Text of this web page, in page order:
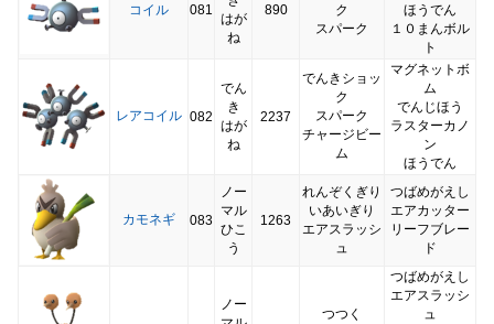
コイル 081
はが
ね
890
ク
スパーク
ほうでん
１０まんボル
ト
レアコイル 082
でん
き
はが
ね
2237
でんきショッ
ク
スパーク
チャージビー
ム
マグネットボ
ム
でんじほう
ラスターカノ
ン
ほうでん
カモネギ 083
ノー
マル
ひこ
う
1263
れんぞくぎり
いあいぎり
エアスラッシ
ュ
つばめがえし
エアカッター
リーフブレー
ド
ノー
つつく
つばめがえし
エアスラッシ
ュ